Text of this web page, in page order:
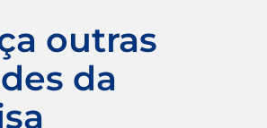
outras
da